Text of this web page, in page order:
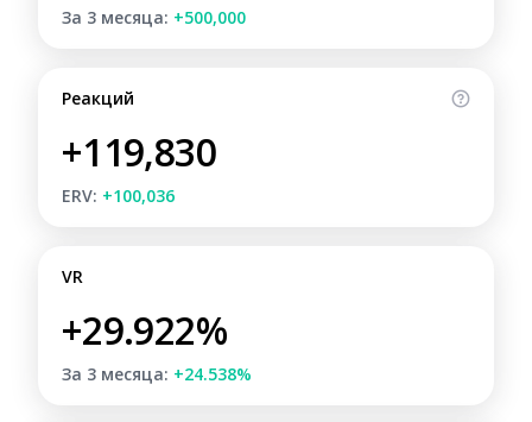
За 3 месяца: +500,000
Реакций
+119,830
ERV: +100,036
VR
+29.922%
За 3 месяца: +24.538%